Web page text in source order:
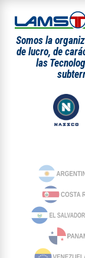
Somos la
de lucro, de
las